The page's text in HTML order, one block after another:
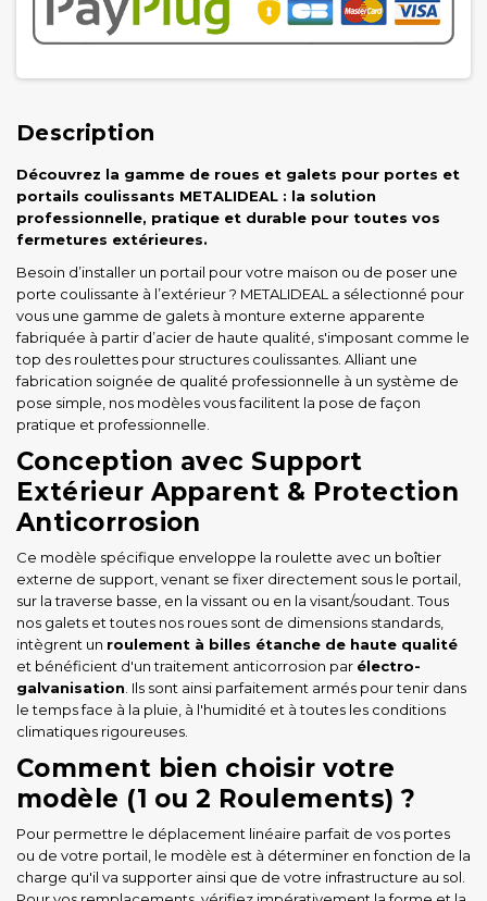
Description
Découvrez la gamme de roues et galets pour portes et
portails coulissants METALIDEAL : la solution
professionnelle, pratique et durable pour toutes vos
fermetures extérieures.
Besoin d’installer un portail pour votre maison ou de poser une
porte coulissante à l’extérieur ? METALIDEAL a sélectionné pour
vous une gamme de galets à monture externe apparente
fabriquée à partir d’acier de haute qualité, s'imposant comme le
top des roulettes pour structures coulissantes. Alliant une
fabrication soignée de qualité professionnelle à un système de
pose simple, nos modèles vous facilitent la pose de façon
pratique et professionnelle.
Conception avec Support
Extérieur Apparent & Protection
Anticorrosion
Ce modèle spécifique enveloppe la roulette avec un boîtier
externe de support, venant se fixer directement sous le portail,
sur la traverse basse, en la vissant ou en la visant/soudant. Tous
nos galets et toutes nos roues sont de dimensions standards,
intègrent un roulement à billes étanche de haute qualité
et bénéficient d'un traitement anticorrosion par électro-
galvanisation. Ils sont ainsi parfaitement armés pour tenir dans
le temps face à la pluie, à l'humidité et à toutes les conditions
climatiques rigoureuses.
Comment bien choisir votre
modèle (1 ou 2 Roulements) ?
Pour permettre le déplacement linéaire parfait de vos portes
ou de votre portail, le modèle est à déterminer en fonction de la
charge qu'il va supporter ainsi que de votre infrastructure au sol.